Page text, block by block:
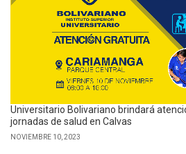
Universitario Bolivariano brindará
jornadas de salud en Calvas
NOVIEMBRE 10, 2023